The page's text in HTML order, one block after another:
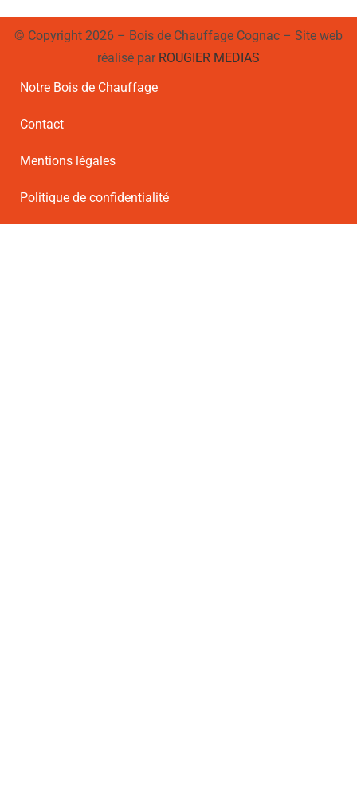
© Copyright 2026 – Bois de Chauffage Cognac – Site web
réalisé par ROUGIER MEDIAS
Notre Bois de Chauffage
Contact
Mentions légales
Politique de confidentialité